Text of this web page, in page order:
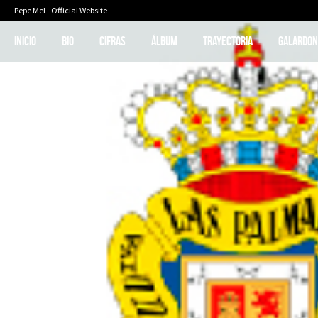
Pepe Mel - Official Website
INICIO BIO CIFRAS ÁLBUM TRAYECTORIA